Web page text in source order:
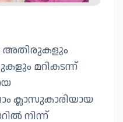
അതിരുകളും
മറികടന്ന്
ക്ലാസുകാരിയായ
നിന്ന്